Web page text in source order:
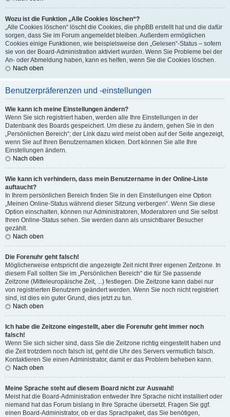
Wozu ist die Funktion „Alle Cookies löschen“?
„Alle Cookies löschen“ löscht die Cookies, die phpBB erstellt hat und die dafür
sorgen, dass Sie im Forum angemeldet bleiben. Außerdem ermöglichen
Cookies einige Funktionen, wie beispielsweise den „Gelesen“-Status – sofern
sie von der Board-Administration aktiviert wurden. Wenn Sie Probleme bei der
An- oder Abmeldung haben, kann es helfen, wenn Sie die Cookies löschen.
Nach oben
Benutzerpräferenzen und -einstellungen
Wie kann ich meine Einstellungen ändern?
Wenn Sie sich registriert haben, werden alle Ihre Einstellungen in der
Datenbank des Boards gespeichert. Um diese zu ändern, gehen Sie in den
„Persönlichen Bereich“; der Link dazu wird meist oben auf der Seite angezeigt,
wenn Sie auf Ihren Benutzernamen klicken. Dort können Sie alle Ihre
Einstellungen ändern.
Nach oben
Wie kann ich verhindern, dass mein Benutzername in der Online-Liste
auftaucht?
In Ihrem persönlichen Bereich finden Sie in den Einstellungen eine Option
„Meinen Online-Status während dieser Sitzung verbergen“. Wenn Sie diese
Option einschalten, können nur Administratoren, Moderatoren und Sie selbst
Ihren Online-Status sehen. Sie werden dann als unsichtbarer Besucher
gezählt.
Nach oben
Die Forenuhr geht falsch!
Möglicherweise entspricht die angezeigte Zeit nicht Ihrer eigenen Zeitzone. In
diesem Fall sollten Sie im „Persönlichen Bereich“ die für Sie passende
Zeitzone (Mitteleuropäische Zeit, ...) festlegen. Die Zeitzone kann dabei nur
von registrierten Benutzern geändert werden. Wenn Sie noch nicht registriert
sind, ist dies ein guter Grund, dies jetzt zu tun.
Nach oben
Ich habe die Zeitzone eingestellt, aber die Forenuhr geht immer noch
falsch!
Wenn Sie sich sicher sind, dass Sie die Zeitzone richtig eingestellt haben und
die Zeit trotzdem noch falsch ist, geht die Uhr des Servers vermutlich falsch.
Kontaktieren Sie einen Administrator, damit er das Problem beheben kann.
Nach oben
Meine Sprache steht auf diesem Board nicht zur Auswahl!
Meist hat die Board-Administration entweder Ihre Sprache nicht installiert oder
niemand hat das Forum bislang in Ihre Sprache übersetzt. Fragen Sie ggf.
einen Board-Administrator, ob er das Sprachpaket, das Sie benötigen,